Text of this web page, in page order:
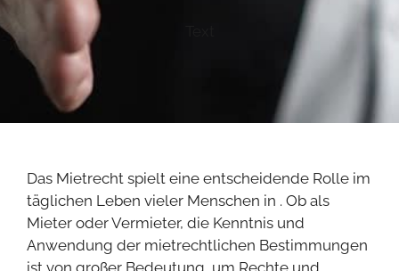
Das Mietrecht spielt eine entscheidende Rolle im
täglichen Leben vieler Menschen in . Ob als
Mieter oder Vermieter, die Kenntnis und
Anwendung der mietrechtlichen Bestimmungen